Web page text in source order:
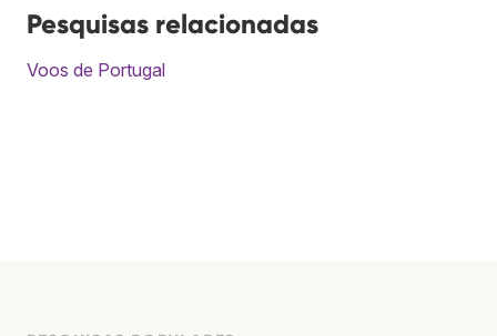
Pesquisas relacionadas
Voos de Portugal